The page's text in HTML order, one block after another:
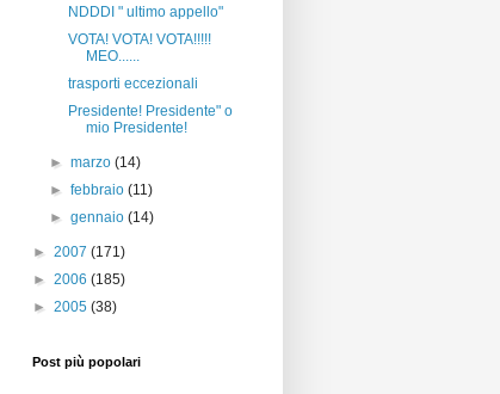
NDDDI " ultimo appello"
VOTA! VOTA! VOTA!!!!!
MEO......
trasporti eccezionali
Presidente! Presidente" o
mio Presidente!
►marzo(14)
►febbraio(11)
►gennaio(14)
► 2007 (171)
► 2006 (185)
► 2005 (38)
Post più popolari